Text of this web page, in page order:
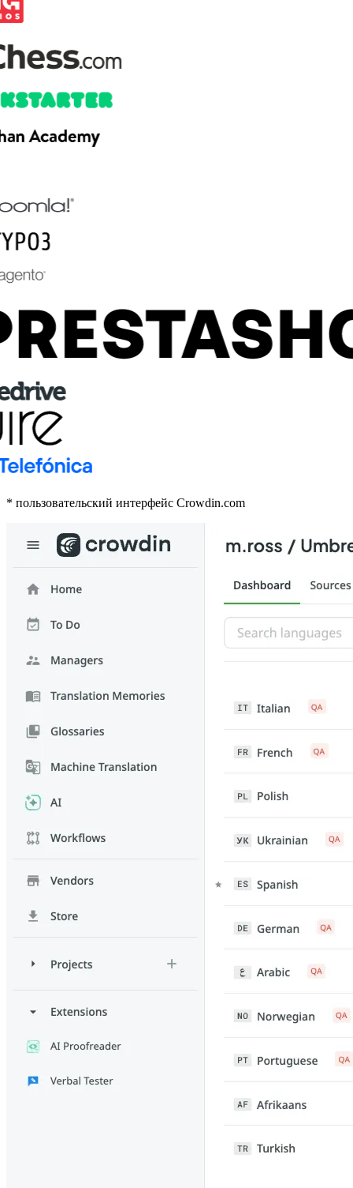
* пользовательский интерфейс Crowdin.com